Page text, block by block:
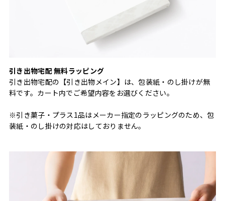
引き出物宅配 無料ラッピング
引き出物宅配の【引き出物メイン】は、包装紙・のし掛けが無
料です。カート内でご希望内容をお選びください。
※引き菓子・プラス1品はメーカー指定のラッピングのため、包
装紙・のし掛けの対応はしておりません。